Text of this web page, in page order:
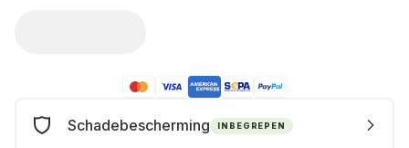
Schadebescherming INBEGREPEN